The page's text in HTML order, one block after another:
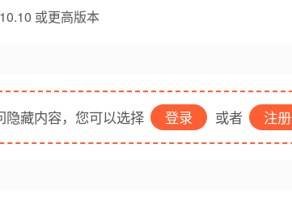
或更高版本
隐藏内容，您可以选择 登录 或者 注册